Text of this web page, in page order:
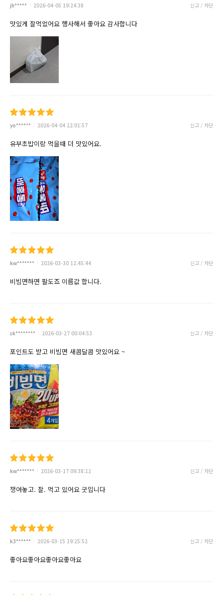
jh***** 2026-04-05 19:24:38 신고 / 차단
맛있게 잘먹었어요 행사해서 좋아요 감사합니다
yo****** 2026-04-04 22:01:57 신고 / 차단
유부초밥이랑 먹을때 더 맛있어요.
kw******* 2026-03-30 12:45:44 신고 / 차단
비빔면하면 팔도죠 이름값 합니다.
sk******** 2026-03-27 00:04:53 신고 / 차단
포인트도 받고 비빔면 새콤달콤 맛있어요 ~
kw******* 2026-03-17 09:38:12 신고 / 차단
쟁여놓고. 잘. 먹고 있어요 굿입니다
k3****** 2026-03-15 19:25:52 신고 / 차단
좋아요좋아요좋아요좋아요